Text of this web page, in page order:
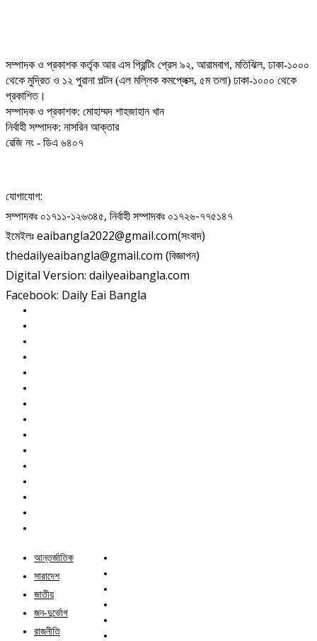
সম্পাদক ও প্রকাশক কর্তৃক আর এস প্রিন্টিং প্রেস ৯২, আরামবাগ, মতিঝিল, ঢাকা-১০০০
থেকে মুদ্রিত ও ১২ পুরানা পল্টন (এল মল্লিক কমপ্লেক্স, ৫ম তলা) ঢাকা-১০০০ থেকে
প্রকাশিত।
সম্পাদক ও প্রকাশক: মোহাম্মদ শাহজাহান খান
নির্বাহী সম্পাদক: নাসরিন আক্তার
রেজি নং - ডিএ ৬৪০৭
যোগাযোগ:
সম্পাদকঃ ০১৭১১-১২৬৩৪৫, নির্বাহী সম্পাদকঃ ০১৭২৬-৭৭৫১৪৭
ইমেইলঃ eaibangla2022@gmail.com(সংবাদ)
thedailyeaibangla@gmail.com (বিজ্ঞাপন)
Digital Version: dailyeaibangla.com
Facebook: Daily Eai Bangla
আন্তর্জাতিক
সারাদেশ
জাতীয়
জন-দুর্ভোগ
রাজনীতি